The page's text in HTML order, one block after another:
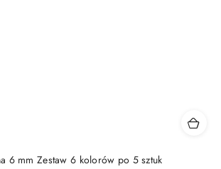
6 mm Zestaw 6 kolorów po 5 sztuk